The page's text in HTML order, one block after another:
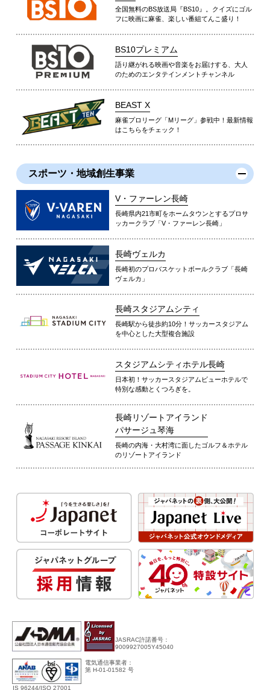
全国無料のBS放送局『BS10』。クイズにゴル
フに映画に麻雀、楽しい番組てんこ盛り！
BS10プレミアム
語り継がれる映画や音楽をお届けする、大人
のためのエンタテインメントチャンネル
BEAST X
麻雀プロリーグ「Mリーグ」参戦中！最新情報
はこちらをチェック！
スポーツ・地域創生事業
V・ファーレン長崎
長崎県内21市町をホームタウンとするプロサ
ッカークラブ「V・ファーレン長崎」
長崎ヴェルカ
長崎初のプロバスケットボールクラブ「長崎
ヴェルカ」
長崎スタジアムシティ
長崎駅から徒歩約10分！サッカースタジアム
を中心とした大型複合施設
スタジアムシティホテル長崎
日本初！サッカースタジアムビューホテルで
特別な感動とくつろぎを。
長崎リゾートアイランド
パサージュ琴海
長崎の内海・大村湾に面したゴルフ＆ホテル
のリゾートアイランド
JASRAC許諾番号：
9009927005Y45040
IS 96244/ISO 27001
電気通信事業者：
第 H-01-01582 号